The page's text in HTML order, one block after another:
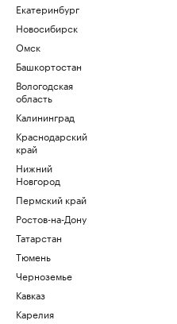
Екатеринбург
Новосибирск
Омск
Башкортостан
Вологодская
область
Калининград
Краснодарский
край
Нижний
Новгород
Пермский край
Ростов-на-Дону
Татарстан
Тюмень
Черноземье
Кавказ
Карелия